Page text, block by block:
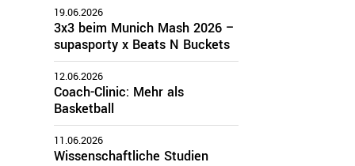
19.06.2026
3x3 beim Munich Mash 2026 –
supasporty x Beats N Buckets
12.06.2026
Coach-Clinic: Mehr als
Basketball
11.06.2026
Wissenschaftliche Studien
Oberbayern
Schwaben
Mittelfranken
Oberfranken
Unterfranken